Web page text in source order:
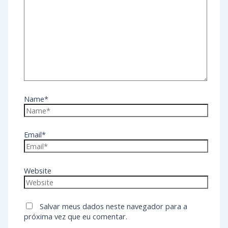
Name*
Email*
Website
Salvar meus dados neste navegador para a
próxima vez que eu comentar.